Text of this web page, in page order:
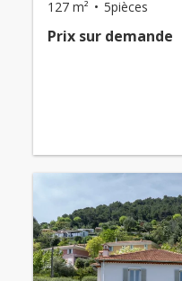
127 m² 5pièces
Prix ​​sur demande